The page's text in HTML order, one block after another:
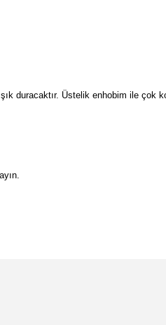
duracaktır. Üstelik enhobim ile çok